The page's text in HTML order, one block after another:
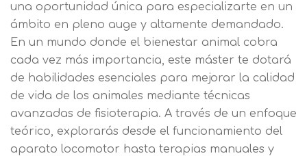
una oportunidad única para especializarte en un
ámbito en pleno auge y altamente demandado.
En un mundo donde el bienestar animal cobra
cada vez más importancia, este máster te dotará
de habilidades esenciales para mejorar la calidad
de vida de los animales mediante técnicas
avanzadas de fisioterapia. A través de un enfoque
teórico, explorarás desde el funcionamiento del
aparato locomotor hasta terapias manuales y